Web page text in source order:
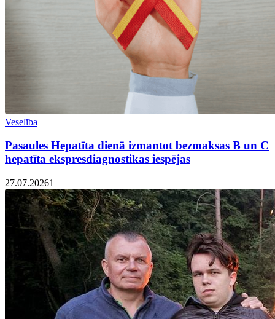
Veselība
Pasaules Hepatīta dienā izmantot bezmaksas B un C
hepatīta ekspresdiagnostikas iespējas
27.07.20261